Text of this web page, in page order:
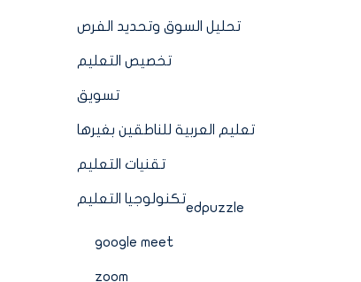
تحليل السوق وتحديد الفرص
تخصيص التعليم
تسويق
تعليم العربية للناطقين بغيرها
تقنيات التعليم
تكنولوجيا التعليم
edpuzzle
google meet
zoom